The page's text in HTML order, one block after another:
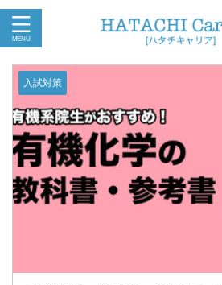
入試対策